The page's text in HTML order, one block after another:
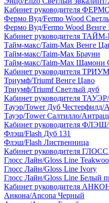
Кабинет руководителя
Фермо Вуд/Fermo Wood
Фермо Вуд/Fermo Wood Венге
Кабинет руководителя
Тайм-макс/Taim-Max Венге
Тайм-макс/Taim-Max Брауни
Тайм-макс/Taim-Max Шамони
Кабинет руководителя
Триумф/Triumf Венге Цаво
Триумф/Triumf Светлый дуб
Кабинет руководителя
Тауэр/Tower Дуб Честерфилд/
Тауэр/Tower Салтилло/
Кабинет руководителя
Флэш/Flash Дуб 131
Флэш/Flash Лиственница
Кабинет руководителя
Глосс Лайн/Gloss Line
Глосс Лайн/Gloss Line Ivory
Глосс Лайн/Gloss Line Белый
Кабинет руководителя
Анкона/Ancona Черный